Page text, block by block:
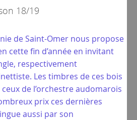
18/19
de Saint-Omer nous propose
cette fin d’année en invitant
respectivement
Les timbres de ces bois
de l’orchestre audomarois
prix ces dernières
aussi par son